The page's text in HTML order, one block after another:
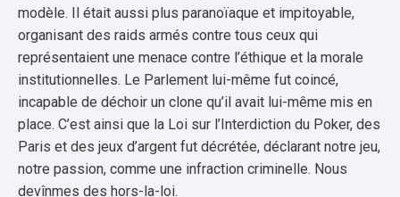
modèle. Il était aussi plus paranoïaque et impitoyable,
organisant des raids armés contre tous ceux qui
représentaient une menace contre l’éthique et la morale
institutionnelles. Le Parlement lui-même fut coincé,
incapable de déchoir un clone qu’il avait lui-même mis en
place. C’est ainsi que la Loi sur l’Interdiction du Poker, des
Paris et des jeux d’argent fut décrétée, déclarant notre jeu,
notre passion, comme une infraction criminelle. Nous
devînmes des hors-la-loi.